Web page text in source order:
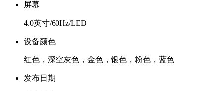
屏幕
4.0英寸/60Hz/LED
设备颜色
红色，深空灰色，金色，银色，粉色，蓝色
发布日期